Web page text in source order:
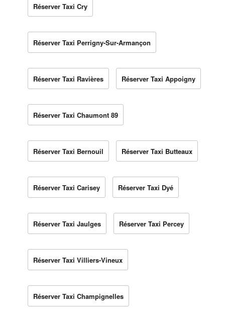
Réserver Taxi Cry
Réserver Taxi Perrigny-Sur-Armançon
Réserver Taxi Ravières Réserver Taxi Appoigny
Réserver Taxi Chaumont 89
Réserver Taxi Bernouil Réserver Taxi Butteaux
Réserver Taxi Carisey Réserver Taxi Dyé
Réserver Taxi Jaulges Réserver Taxi Percey
Réserver Taxi Villiers-Vineux
Réserver Taxi Champignelles